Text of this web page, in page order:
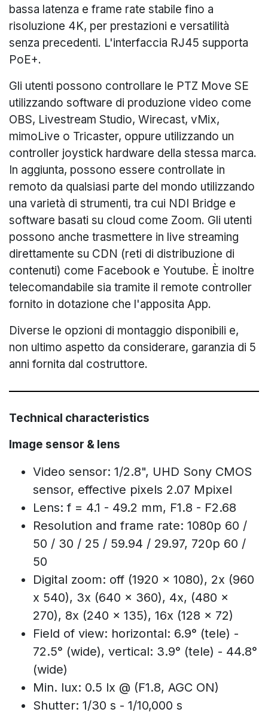
bassa latenza e frame rate stabile fino a
risoluzione 4K, per prestazioni e versatilità
senza precedenti. L'interfaccia RJ45 supporta
PoE+.
Gli utenti possono controllare le PTZ Move SE
utilizzando software di produzione video come
OBS, Livestream Studio, Wirecast, vMix,
mimoLive o Tricaster, oppure utilizzando un
controller joystick hardware della stessa marca.
In aggiunta, possono essere controllate in
remoto da qualsiasi parte del mondo utilizzando
una varietà di strumenti, tra cui NDI Bridge e
software basati su cloud come Zoom. Gli utenti
possono anche trasmettere in live streaming
direttamente su CDN (reti di distribuzione di
contenuti) come Facebook e Youtube. È inoltre
telecomandabile sia tramite il remote controller
fornito in dotazione che l'apposita App.
Diverse le opzioni di montaggio disponibili e,
non ultimo aspetto da considerare, garanzia di 5
anni fornita dal costruttore.
Technical characteristics
Image sensor & lens
Video sensor: 1/2.8", UHD Sony CMOS
sensor, effective pixels 2.07 Mpixel
Lens: f = 4.1 - 49.2 mm, F1.8 - F2.68
Resolution and frame rate: 1080p 60 /
50 / 30 / 25 / 59.94 / 29.97, 720p 60 /
50
Digital zoom: off (1920 x 1080), 2x (960
x 540), 3x (640 x 360), 4x, (480 x
270), 8x (240 x 135), 16x (128 x 72)
Field of view: horizontal: 6.9° (tele) -
72.5° (wide), vertical: 3.9° (tele) - 44.8°
(wide)
Min. lux: 0.5 lx @ (F1.8, AGC ON)
Shutter: 1/30 s - 1/10,000 s